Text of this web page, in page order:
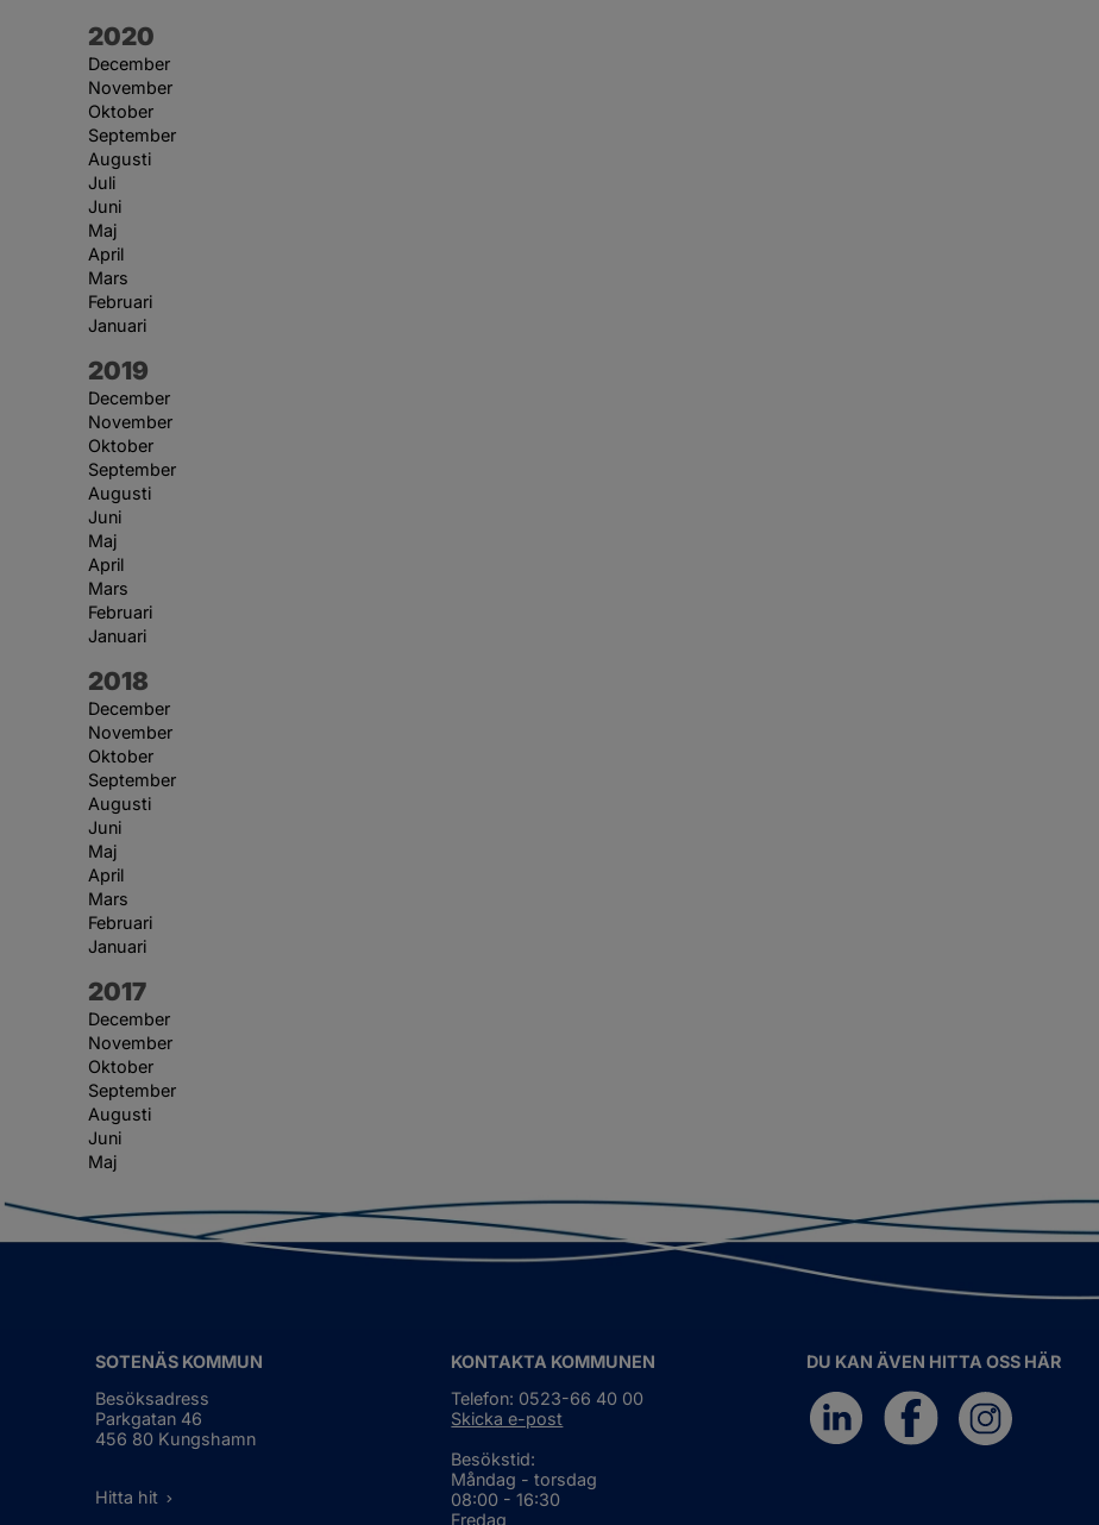
År:
2020
December
November
Oktober
September
Augusti
Juli
Juni
Maj
April
Mars
Februari
Januari
År:
2019
December
November
Oktober
September
Augusti
Juni
Maj
April
Mars
Februari
Januari
År:
2018
December
November
Oktober
September
Augusti
Juni
Maj
April
Mars
Februari
Januari
År:
2017
December
November
Oktober
September
Augusti
Juni
Maj
SOTENÄS KOMMUN
Besöksadress
Parkgatan 46
456 80 Kungshamn
Hitta hit
KONTAKTA KOMMUNEN
Telefon: 0523-66 40 00
Skicka e-post
Besökstid:
Måndag - torsdag
08:00 - 16:30
Fredag
DU KAN ÄVEN HITTA OSS HÄR